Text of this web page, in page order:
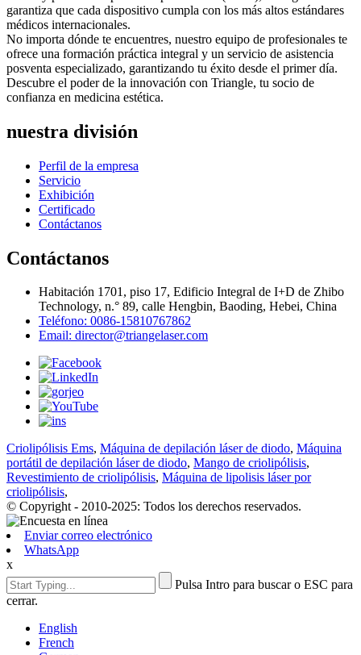
garantiza que cada dispositivo cumpla con los más altos estándares
médicos internacionales.
No importa dónde te encuentres, nuestro equipo de profesionales te
ofrece una formación práctica integral y un servicio de asistencia
posventa especializado, garantizando tu éxito desde el primer día.
Descubre el poder de la innovación con Triangle, tu socio de
confianza en medicina estética.
nuestra división
Perfil de la empresa
Servicio
Exhibición
Certificado
Contáctanos
Contáctanos
Habitación 1701, piso 17, Edificio Integral de I+D de Zhibo
Technology, n.° 89, calle Hengbin, Baoding, Hebei, China
Teléfono: 0086-15810767862
Email: director@triangelaser.com
Criolipólisis Ems, Máquina de depilación láser de diodo, Máquina
portátil de depilación láser de diodo, Mango de criolipólisis,
Revestimiento de criolipólisis, Máquina de lipolisis láser por
criolipólisis,
© Copyright - 2010-2025: Todos los derechos reservados.
Enviar correo electrónico
WhatsApp
x
Pulsa Intro para buscar o ESC para
cerrar.
English
French